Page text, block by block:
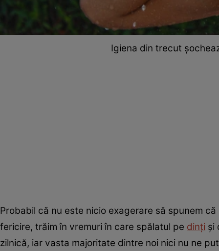
Igiena din trecut
Probabil că nu este nicio exagerare să spunem
fericire, trăim în vremuri în care spălatul pe dinți și
zilnică, iar vasta majoritate dintre noi nici nu ne